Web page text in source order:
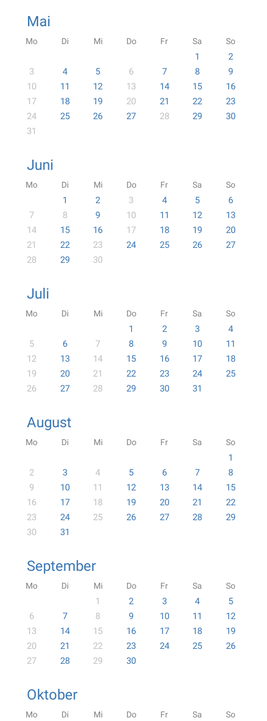
Mai
Mo Di Mi Do Fr Sa So
1
2
3
4 5 6 7 8
9
10
11 12 13 14 15
16
17
18 19 20 21 22
23
24
25 26 27 28 29
30
31
Juni
Mo Di Mi Do Fr Sa So
1 2 3 4 5
6
7
8 9 10 11 12
13
14
15 16 17 18 19
20
21
22 23 24 25 26
27
28
29 30
Juli
Mo Di Mi Do Fr Sa So
1 2 3
4
5
6 7 8 9 10
11
12
13 14 15 16 17
18
19
20 21 22 23 24
25
26
27 28 29 30 31
August
Mo Di Mi Do Fr Sa So
1
2
3 4 5 6 7
8
9
10 11 12 13 14
15
16
17 18 19 20 21
22
23
24 25 26 27 28
29
30
31
September
Mo Di Mi Do Fr Sa So
1 2 3 4
5
6
7 8 9 10 11
12
13
14 15 16 17 18
19
20
21 22 23 24 25
26
27
28 29 30
Oktober
Mo Di Mi Do Fr Sa So